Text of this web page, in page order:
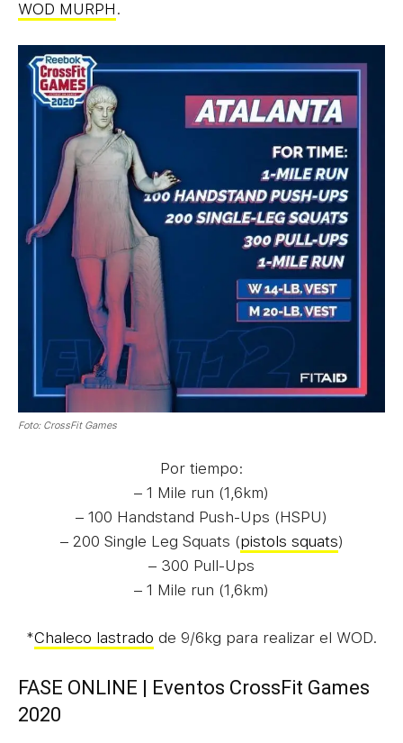
WOD MURPH .
Foto: CrossFit Games
Por tiempo:
– 1 Mile run (1,6km)
– 100 Handstand Push-Ups (HSPU)
– 200 Single Leg Squats (pistols squats)
– 300 Pull-Ups
– 1 Mile run (1,6km)
*Chaleco lastrado de 9/6kg para realizar el WOD.
FASE ONLINE | Eventos CrossFit Games
2020